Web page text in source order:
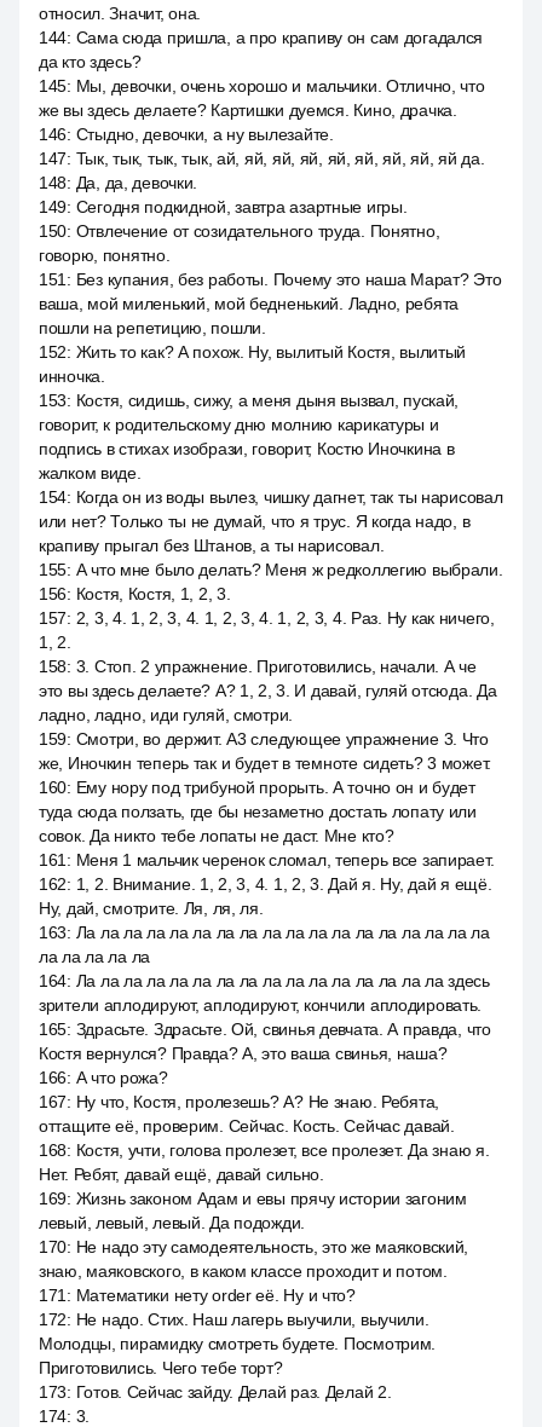
относил. Значит, она.
144: Сама сюда пришла, а про крапиву он сам догадался
да кто здесь?
145: Мы, девочки, очень хорошо и мальчики. Отлично, что
же вы здесь делаете? Картишки дуемся. Кино, драчка.
146: Стыдно, девочки, а ну вылезайте.
147: Тык, тык, тык, тык, ай, яй, яй, яй, яй, яй, яй, яй, яй да.
148: Да, да, девочки.
149: Сегодня подкидной, завтра азартные игры.
150: Отвлечение от созидательного труда. Понятно,
говорю, понятно.
151 : Без купания, без работы. Почему это наша Марат? Это
ваша, мой миленький, мой бедненький. Ладно, ребята
пошли на репетицию, пошли.
152: Жить то как? А похож. Ну, вылитый Костя, вылитый
инночка.
153: Костя, сидишь, сижу, а меня дыня вызвал, пускай,
говорит, к родительскому дню молнию карикатуры и
подпись в стихах изобрази, говорит, Костю Иночкина в
жалком виде.
154: Когда он из воды вылез, чишку дагнет, так ты нарисовал
или нет? Только ты не думай, что я трус. Я когда надо, в
крапиву прыгал без Штанов, а ты нарисовал.
155: А что мне было делать? Меня ж редколлегию выбрали.
156: Костя, Костя, 1, 2, 3.
157: 2, 3, 4. 1, 2, 3, 4. 1, 2, 3, 4. 1, 2, 3, 4. Раз. Ну как ничего,
1, 2.
158: 3. Стоп. 2 упражнение. Приготовились, начали. А че
это вы здесь делаете? А? 1, 2, 3. И давай, гуляй отсюда. Да
ладно, ладно, иди гуляй, смотри.
159: Смотри, во держит. A3 следующее упражнение 3. Что
же, Иночкин теперь так и будет в темноте сидеть? 3 может.
160: Ему нору под трибуной прорыть. А точно он и будет
туда сюда ползать, где бы незаметно достать лопату или
совок. Да никто тебе лопаты не даст. Мне кто?
161 : Меня 1 мальчик черенок сломал, теперь все запирает.
162: 1, 2. Внимание. 1, 2, 3, 4. 1, 2, 3. Дай я. Ну, дай я ещё.
Ну, дай, смотрите. Ля, ля, ля.
163: Ла ла ла ла ла ла ла ла ла ла ла ла ла ла ла ла ла ла
ла ла ла ла ла
164: Ла ла ла ла ла ла ла ла ла ла ла ла ла ла ла ла здесь
зрители аплодируют, аплодируют, кончили аплодировать.
165: Здрасьте. Здрасьте. Ой, свинья девчата. А правда, что
Костя вернулся? Правда? А, это ваша свинья, наша?
166: А что рожа?
167: Ну что, Костя, пролезешь? А? Не знаю. Ребята,
оттащите её, проверим. Сейчас. Кость. Сейчас давай.
168: Костя, учти, голова пролезет, все пролезет. Да знаю я.
Нет. Ребят, давай ещё, давай сильно.
169: Жизнь законом Адам и евы прячу истории загоним
левый, левый, левый. Да подожди.
170: Не надо эту самодеятельность, это же маяковский,
знаю, маяковского, в каком классе проходит и потом.
171 : Математики нету order её. Ну и что?
172: Не надо. Стих. Наш лагерь выучили, выучили.
Молодцы, пирамидку смотреть будете. Посмотрим.
Приготовились. Чего тебе торт?
173: Готов. Сейчас зайду. Делай раз. Делай 2.
174: 3.